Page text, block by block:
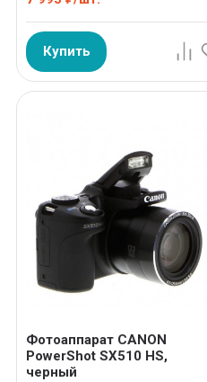
Купить
Фотоаппарат CANON
PowerShot SX510 HS,
черный